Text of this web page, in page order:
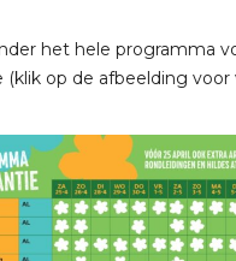
het hele programma
(klik op de afbeelding voor